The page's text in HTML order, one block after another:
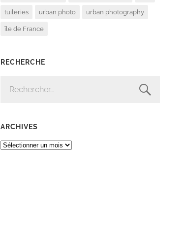
tuileries urban photo urban photography
île de France
RECHERCHE
ARCHIVES
ARCHIVES